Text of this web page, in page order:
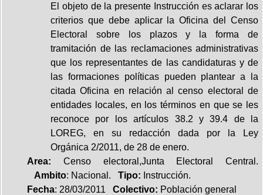
El objeto de la presente Instrucción es aclarar los
criterios que debe aplicar la Oficina del Censo
Electoral sobre los plazos y la forma de
tramitación de las reclamaciones administrativas
que los representantes de las candidaturas y de
las formaciones políticas pueden plantear a la
citada Oficina en relación al censo electoral de
entidades locales, en los términos en que se les
reconoce por los artículos 38.2 y 39.4 de la
LOREG, en su redacción dada por la Ley
Orgánica 2/2011, de 28 de enero.
Area: Censo electoral,Junta Electoral Central.
Ambito: Nacional. Tipo: Instrucción.
Fecha: 28/03/2011 Colectivo: Población general